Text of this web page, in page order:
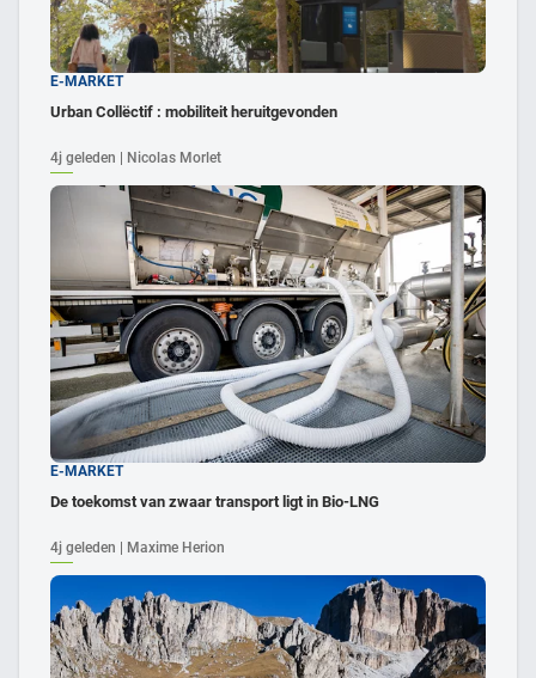
E-MARKET
Urban Collëctif : mobiliteit heruitgevonden
4j geleden | Nicolas Morlet
E-MARKET
De toekomst van zwaar transport ligt in Bio-LNG
4j geleden | Maxime Herion